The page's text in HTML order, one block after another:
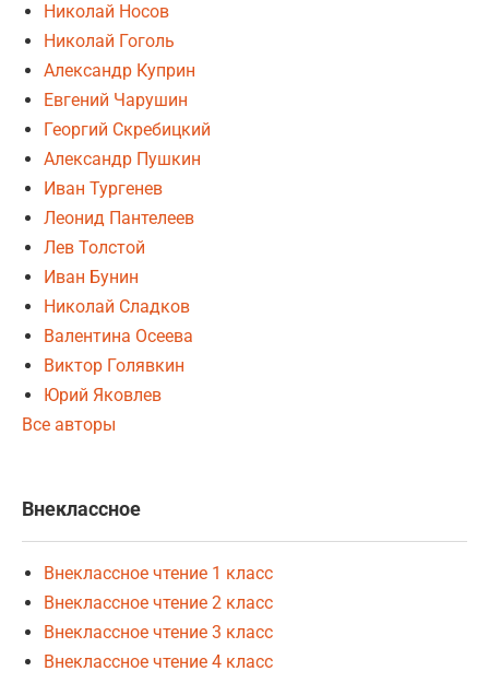
Николай Носов
Николай Гоголь
Александр Куприн
Евгений Чарушин
Георгий Скребицкий
Александр Пушкин
Иван Тургенев
Леонид Пантелеев
Лев Толстой
Иван Бунин
Николай Сладков
Валентина Осеева
Виктор Голявкин
Юрий Яковлев
Все авторы
Внеклассное
Внеклассное чтение 1 класс
Внеклассное чтение 2 класс
Внеклассное чтение 3 класс
Внеклассное чтение 4 класс